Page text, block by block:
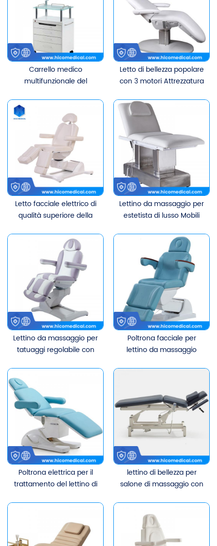
Carrello medico
multifunzionale del
bellezza della mobilia del
salone di bellezza estetico
con la lampada del LED
Letto di bellezza popolare
con 3 motori Attrezzatura
Letto cosmetico per ciglia
Letto facciale elettrico di
qualità superiore della
mobilia del salone con 5
motori
Lettino da massaggio per
estetista di lusso Mobili
Lettino per ciglia Lettino
per massaggi per il viso di
bellezza per spa elettrica
cosmetica
Lettino da massaggio per
tatuaggi regolabile con
Poltrona facciale per
lettino da massaggio
Poltrona elettrica per il
trattamento del lettino di
lettino di bellezza per
salone di massaggio con